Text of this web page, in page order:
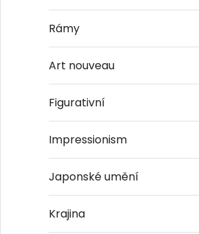
Mörk träram
299 Kč
Rámy
Art nouveau
Figurativní
Impressionism
Japonské umění
Krajina